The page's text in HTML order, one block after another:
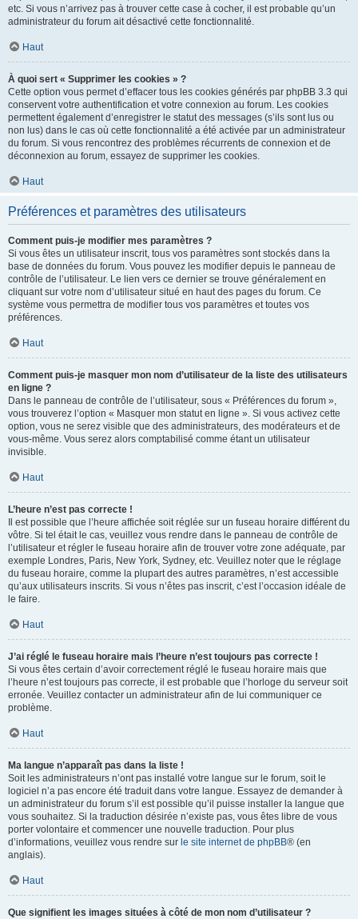
etc. Si vous n’arrivez pas à trouver cette case à cocher, il est probable qu’un
administrateur du forum ait désactivé cette fonctionnalité.
Haut
À quoi sert « Supprimer les cookies » ?
Cette option vous permet d’effacer tous les cookies générés par phpBB 3.3 qui
conservent votre authentification et votre connexion au forum. Les cookies
permettent également d’enregistrer le statut des messages (s’ils sont lus ou
non lus) dans le cas où cette fonctionnalité a été activée par un administrateur
du forum. Si vous rencontrez des problèmes récurrents de connexion et de
déconnexion au forum, essayez de supprimer les cookies.
Haut
Préférences et paramètres des utilisateurs
Comment puis-je modifier mes paramètres ?
Si vous êtes un utilisateur inscrit, tous vos paramètres sont stockés dans la
base de données du forum. Vous pouvez les modifier depuis le panneau de
contrôle de l’utilisateur. Le lien vers ce dernier se trouve généralement en
cliquant sur votre nom d’utilisateur situé en haut des pages du forum. Ce
système vous permettra de modifier tous vos paramètres et toutes vos
préférences.
Haut
Comment puis-je masquer mon nom d’utilisateur de la liste des utilisateurs
en ligne ?
Dans le panneau de contrôle de l’utilisateur, sous « Préférences du forum »,
vous trouverez l’option « Masquer mon statut en ligne ». Si vous activez cette
option, vous ne serez visible que des administrateurs, des modérateurs et de
vous-même. Vous serez alors comptabilisé comme étant un utilisateur
invisible.
Haut
L’heure n’est pas correcte !
Il est possible que l’heure affichée soit réglée sur un fuseau horaire différent du
vôtre. Si tel était le cas, veuillez vous rendre dans le panneau de contrôle de
l’utilisateur et régler le fuseau horaire afin de trouver votre zone adéquate, par
exemple Londres, Paris, New York, Sydney, etc. Veuillez noter que le réglage
du fuseau horaire, comme la plupart des autres paramètres, n’est accessible
qu’aux utilisateurs inscrits. Si vous n’êtes pas inscrit, c’est l’occasion idéale de
le faire.
Haut
J’ai réglé le fuseau horaire mais l’heure n’est toujours pas correcte !
Si vous êtes certain d’avoir correctement réglé le fuseau horaire mais que
l’heure n’est toujours pas correcte, il est probable que l’horloge du serveur soit
erronée. Veuillez contacter un administrateur afin de lui communiquer ce
problème.
Haut
Ma langue n’apparaît pas dans la liste !
Soit les administrateurs n’ont pas installé votre langue sur le forum, soit le
logiciel n’a pas encore été traduit dans votre langue. Essayez de demander à
un administrateur du forum s’il est possible qu’il puisse installer la langue que
vous souhaitez. Si la traduction désirée n’existe pas, vous êtes libre de vous
porter volontaire et commencer une nouvelle traduction. Pour plus
d’informations, veuillez vous rendre sur le site internet de phpBB® (en
anglais).
Haut
Que signifient les images situées à côté de mon nom d’utilisateur ?